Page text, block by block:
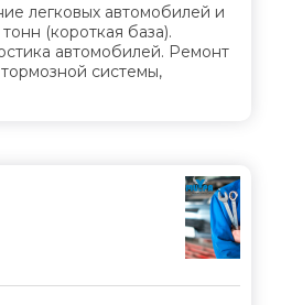
легковых автомобилей и
(короткая база).
автомобилей. Ремонт
системы,